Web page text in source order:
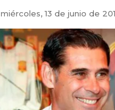
miércoles, 13 de junio de